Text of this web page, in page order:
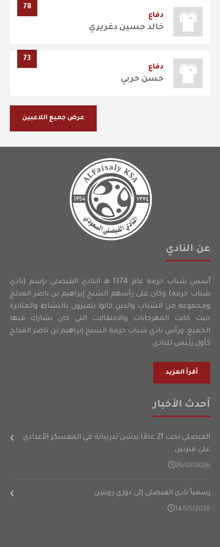
78
دفاع
خالد حسين دغريري
73
دفاع
حسن حربي
عرض جميع اللاعبين
عن النادي
أسس شباب حرمه عام 1374 هـ النادي الفيصلي بإسم (نادي
شباب حرمه) وكان على رأسهم الشيخ إبراهيم بن ناصر المدلج
ومجموعة من الشباب والذين كانوا يتميزون بالنشاط والمثابرة
حيث كانت المهرجانات والاحتفالات التي كان يشارك فيها
الجميع، ورأس نادي شباب حرمة الشيخ إبراهيم بن ناصر المدلج
كأول رئيس للنادي.
أقرأ المزيد
أحدث الأخبار
الفيصلي تحت 21 عامًا يدشن تدريباته في المعسكر الأعدادي
على فترتين
26/07/2026
رسمياً نادي الفيصلي إلى دوري روشن
14/05/2026